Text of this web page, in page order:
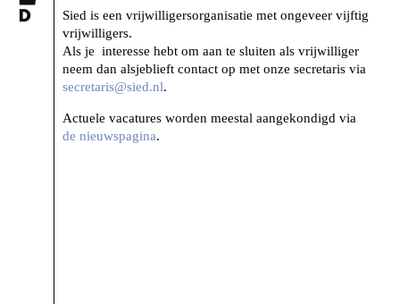
Sied is een vrijwilligersorganisatie met ongeveer vijftig
vrijwilligers.
Als je interesse hebt om aan te sluiten als vrijwilliger
neem dan alsjeblieft contact op met onze secretaris via
secretaris@sied.nl.
Actuele vacatures worden meestal aangekondigd via
de nieuwspagina.